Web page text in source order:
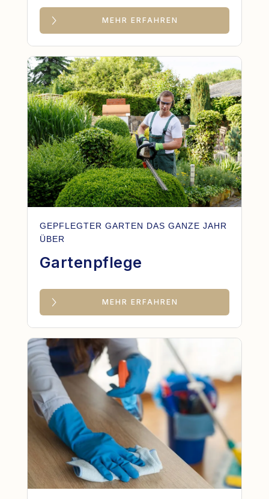
MEHR ERFAHREN
GEPFLEGTER GARTEN DAS GANZE JAHR
ÜBER
Gartenpflege
MEHR ERFAHREN